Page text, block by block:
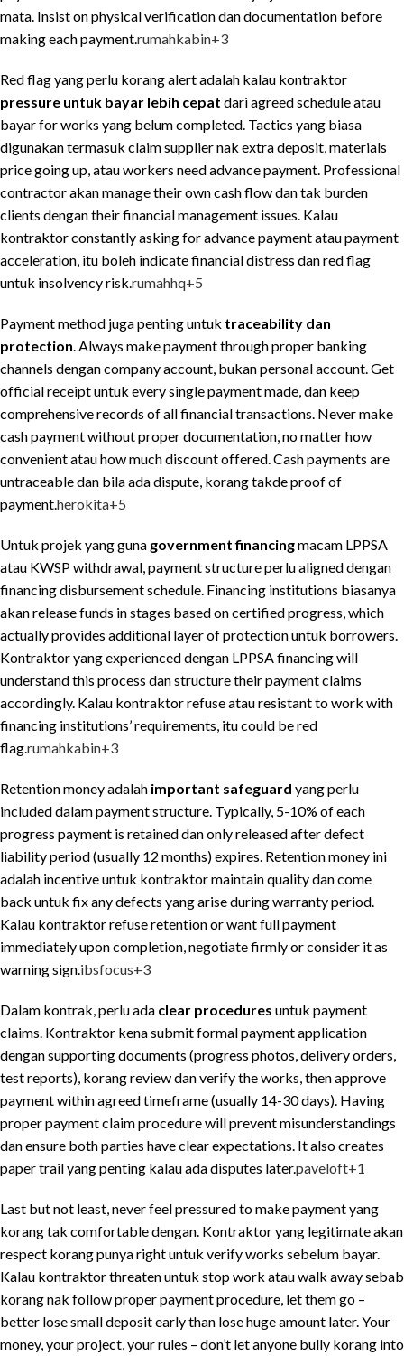
mata. Insist on physical verification dan documentation before
making each payment.rumahkabin+3
Red flag yang perlu korang alert adalah kalau kontraktor
pressure untuk bayar lebih cepat dari agreed schedule atau
bayar for works yang belum completed. Tactics yang biasa
digunakan termasuk claim supplier nak extra deposit, materials
price going up, atau workers need advance payment. Professional
contractor akan manage their own cash flow dan tak burden
clients dengan their financial management issues. Kalau
kontraktor constantly asking for advance payment atau payment
acceleration, itu boleh indicate financial distress dan red flag
untuk insolvency risk.rumahhq+5
Payment method juga penting untuk traceability dan
protection. Always make payment through proper banking
channels dengan company account, bukan personal account. Get
official receipt untuk every single payment made, dan keep
comprehensive records of all financial transactions. Never make
cash payment without proper documentation, no matter how
convenient atau how much discount offered. Cash payments are
untraceable dan bila ada dispute, korang takde proof of
payment.herokita+5
Untuk projek yang guna government financingmacam LPPSA
atau KWSP withdrawal, payment structure perlu aligned dengan
financing disbursement schedule. Financing institutions biasanya
akan release funds in stages based on certified progress, which
actually provides additional layer of protection untuk borrowers.
Kontraktor yang experienced dengan LPPSA financing will
understand this process dan structure their payment claims
accordingly. Kalau kontraktor refuse atau resistant to work with
financing institutions’ requirements, itu could be red
flag.rumahkabin+3
Retention money adalah important safeguard yang perlu
included dalam payment structure. Typically, 5-10% of each
progress payment is retained dan only released after defect
liability period (usually 12 months) expires. Retention money ini
adalah incentive untuk kontraktor maintain quality dan come
back untuk fix any defects yang arise during warranty period.
Kalau kontraktor refuse retention or want full payment
immediately upon completion, negotiate firmly or consider it as
warning sign.ibsfocus+3
Dalam kontrak, perlu ada clear procedures untuk payment
claims. Kontraktor kena submit formal payment application
dengan supporting documents (progress photos, delivery orders,
test reports), korang review dan verify the works, then approve
payment within agreed timeframe (usually 14-30 days). Having
proper payment claim procedure will prevent misunderstandings
dan ensure both parties have clear expectations. It also creates
paper trail yang penting kalau ada disputes later.paveloft+1
Last but not least, never feel pressured to make payment yang
korang tak comfortable dengan. Kontraktor yang legitimate akan
respect korang punya right untuk verify works sebelum bayar.
Kalau kontraktor threaten untuk stop work atau walk away sebab
korang nak follow proper payment procedure, let them go –
better lose small deposit early than lose huge amount later. Your
money, your project, your rules – don’t let anyone bully korang into